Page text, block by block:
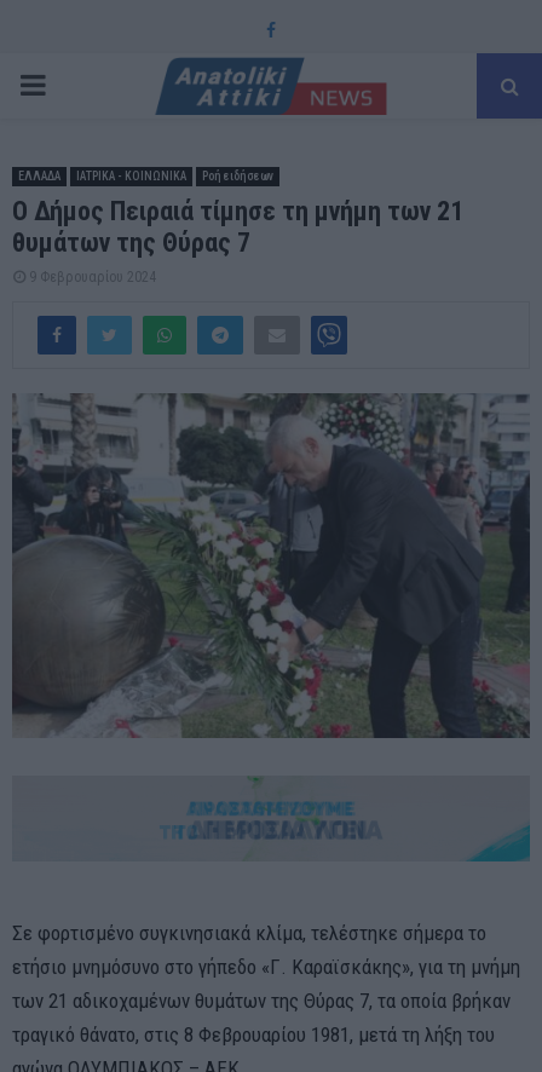
Facebook
PRIMARY
ΕΛΛΑΔΑ ΙΑΤΡΙΚΑ - ΚΟΙΝΩΝΙΚΑ Ροή ειδήσεων
Ο Δήμος Πειραιά τίμησε τη μνήμη των 21
θυμάτων της Θύρας 7
9 Φεβρουαρίου 2024
Σε φορτισμένο συγκινησιακά κλίμα, τελέστηκε σήμερα το
ετήσιο μνημόσυνο στο γήπεδο «Γ. Καραϊσκάκης», για τη μνήμη
των 21 αδικοχαμένων θυμάτων της Θύρας 7, τα οποία βρήκαν
τραγικό θάνατο, στις 8 Φεβρουαρίου 1981, μετά τη λήξη του